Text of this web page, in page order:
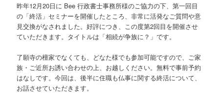
昨年12月20日に Bee 行政書士事務所様のご協力の下、第一回目
の「終活」セミナーを開催したところ、非常に活発なご質問や意
見交換がなされました。好評につき、この度第2回目を開催させ
ていただきます。タイトルは「相続が争族に？」です。
了願寺の檀家でなくても、どなた様でも参加可能ですので、ご家
族・ご近所お誘い合わせの上、お越しください。無料で事前予約
はなしです。今回は、後半に住職も仏事に関する終活について、
お話させていただきます。